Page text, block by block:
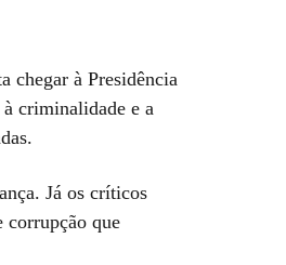
chegar à Presidência
criminalidade e a
Já os críticos
corrupção que